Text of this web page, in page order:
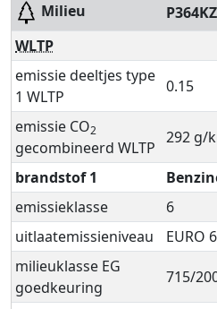
Milieu
P364KZ
WLTP
emissie deeltjes type
1 WLTP
0.15
emissie CO2
gecombineerd WLTP
292 g/
brandstof 1
emissieklasse
6
uitlaatemissieniveau
EURO
milieuklasse EG
goedkeuring
715/